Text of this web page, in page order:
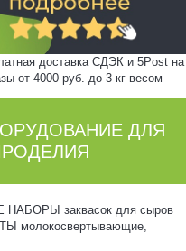
ДЛЯ
НАБОРЫ заквасок для сыров
молокосвертывающие,